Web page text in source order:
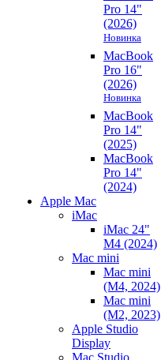
Pro 14"
(2026)
Новинка
MacBook
Pro 16"
(2026)
Новинка
MacBook
Pro 14"
(2025)
MacBook
Pro 14"
(2024)
Apple Mac
iMac
iMac 24"
M4 (2024)
Mac mini
Mac mini
(M4, 2024)
Mac mini
(M2, 2023)
Apple Studio
Display
Mac Studio